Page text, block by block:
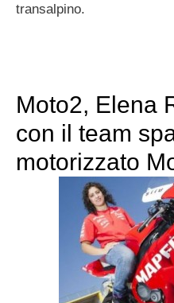
transalpino.
Moto2, Elena
con il team
motorizzato